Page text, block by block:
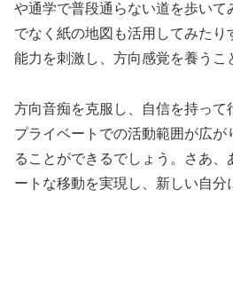
や通学で普段通らない道を歩いて
でなく紙の地図も活用してみた
能力を刺激し、方向感覚を養うこ
方向音痴を克服し、自信を持って
プライベートでの活動範囲が広が
ることができるでしょう。さあ
ートな移動を実現し、新しい自分